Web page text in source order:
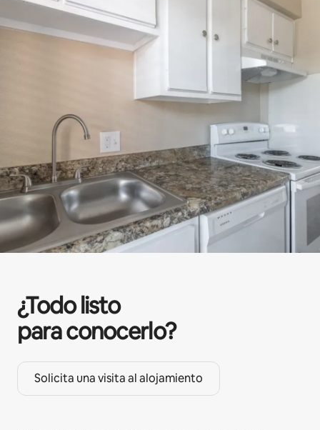
¿Todo listo
para conocerlo?
Solicita una visita al alojamiento